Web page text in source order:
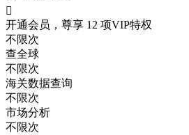

开通会员，尊享 12 项VIP特权
不限次
查全球
不限次
海关数据查询
不限次
市场分析
不限次